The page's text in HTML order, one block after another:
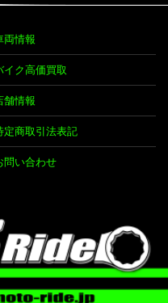
両情報
イク高価買取
舗情報
定商取引法表記
問い合わせ